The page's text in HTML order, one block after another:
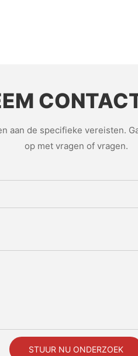
aan de specifieke vereisten.
op met vragen of vragen.
STUUR NU ONDERZOEK